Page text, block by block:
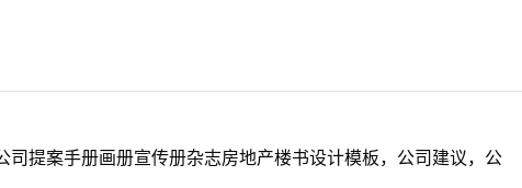
提案手册画册宣传册杂志房地产楼书设计模板，公司建议，公